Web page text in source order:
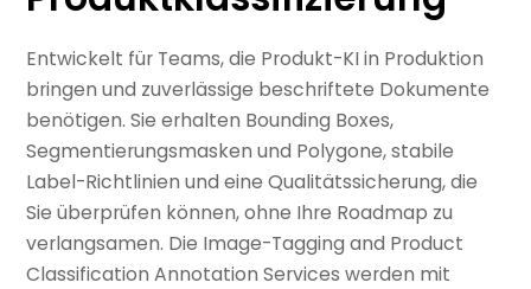
Entwickelt für Teams, die Produkt-KI in Produktion
bringen und zuverlässige beschriftete Dokumente
benötigen. Sie erhalten Bounding Boxes,
Segmentierungsmasken und Polygone, stabile
Label-Richtlinien und eine Qualitätssicherung, die
Sie überprüfen können, ohne Ihre Roadmap zu
verlangsamen. Die Image-Tagging and Product
Classification Annotation Services werden mit